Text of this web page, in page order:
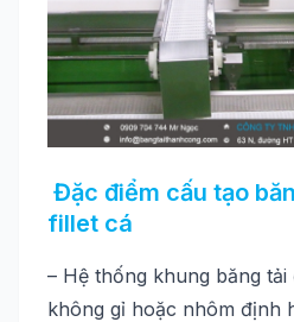
Đặc điểm cấu tạo
fillet cá
– Hệ thống khung băng
không gỉ hoặc nhôm định